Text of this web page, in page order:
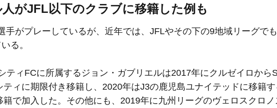
がJFL以下のクラブに移籍した例も
手がプレーしているが、近年では、JFLやその下の9地域リーグで
る。
ティFCに所属するジョン・ガブリエルは2017年にクルゼイロから
ィに期限付き移籍し、2020年はJ3の鹿児島ユナイテッドに移籍
で加入した。その他にも、2019年に九州リーグのヴェロスクロ